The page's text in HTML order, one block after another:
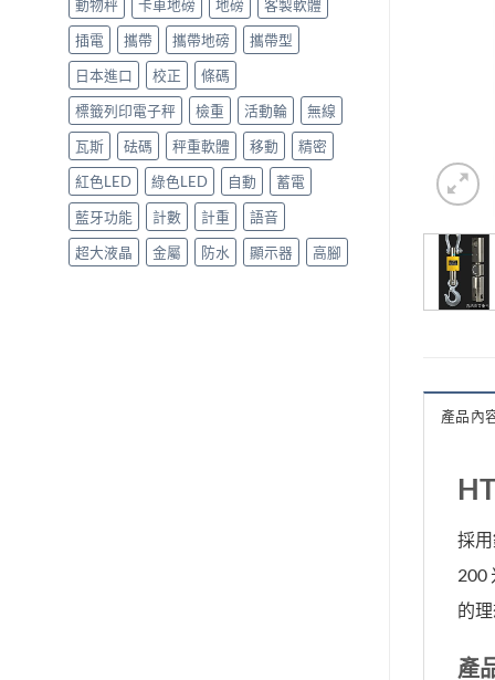
動物秤
卡車地磅 地磅
客製軟體
插電
攜帶 攜帶地磅
攜帶型
日本進口
校正
條碼
標籤列印電子秤
檢重 活動輪
無線
瓦斯
砝碼 秤重軟體 移動
精密
紅色LED
綠色LED 自動
蓄電
藍牙功能
計數 計重
語音
超大液晶
金屬 防水 顯示器 高腳
產品內
採
200
的
產